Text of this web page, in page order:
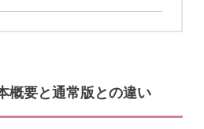
概要と通常版との違い